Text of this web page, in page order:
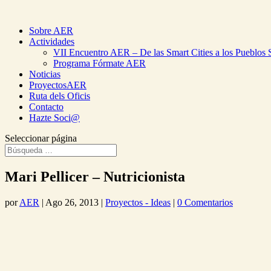
Sobre AER
Actividades
VII Encuentro AER – De las Smart Cities a los Pueblos
Programa Fórmate AER
Noticias
ProyectosAER
Ruta dels Oficis
Contacto
Hazte Soci@
Seleccionar página
Mari Pellicer – Nutricionista
porAER | Ago 26, 2013 | Proyectos - Ideas | 0 Comentarios